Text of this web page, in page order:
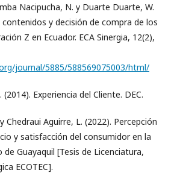
Nacipucha, N. y Duarte Duarte, W.
y decisión de compra de los
Z en Ecuador. ECA Sinergia, 12(2),
journal/5885/588569075003/html/
Experiencia del Cliente. DEC.
Chedraui Aguirre, L. (2022). Percepción
y satisfacción del consumidor en la
Guayaquil [Tesis de Licenciatura,
ECOTEC].